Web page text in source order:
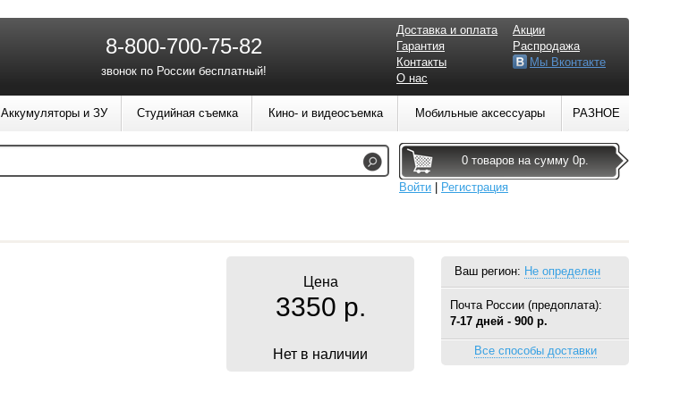
Ваш регион: Не определен
Почта России (предоплата):
7-17 дней - 900 р.
Все способы доставки
Цена
3350 р.
Нет в наличии
8-800-700-75-82
звонок по России бесплатный!
Доставка и оплата
Гарантия
Контакты
О нас
Акции
Распродажа
Мы Вконтакте
Аккумуляторы и ЗУ Студийная съемка Кино- и видеосъемка Мобильные аксессуары РАЗНОЕ
0 товаров на сумму 0р.
Войти
Регистрация